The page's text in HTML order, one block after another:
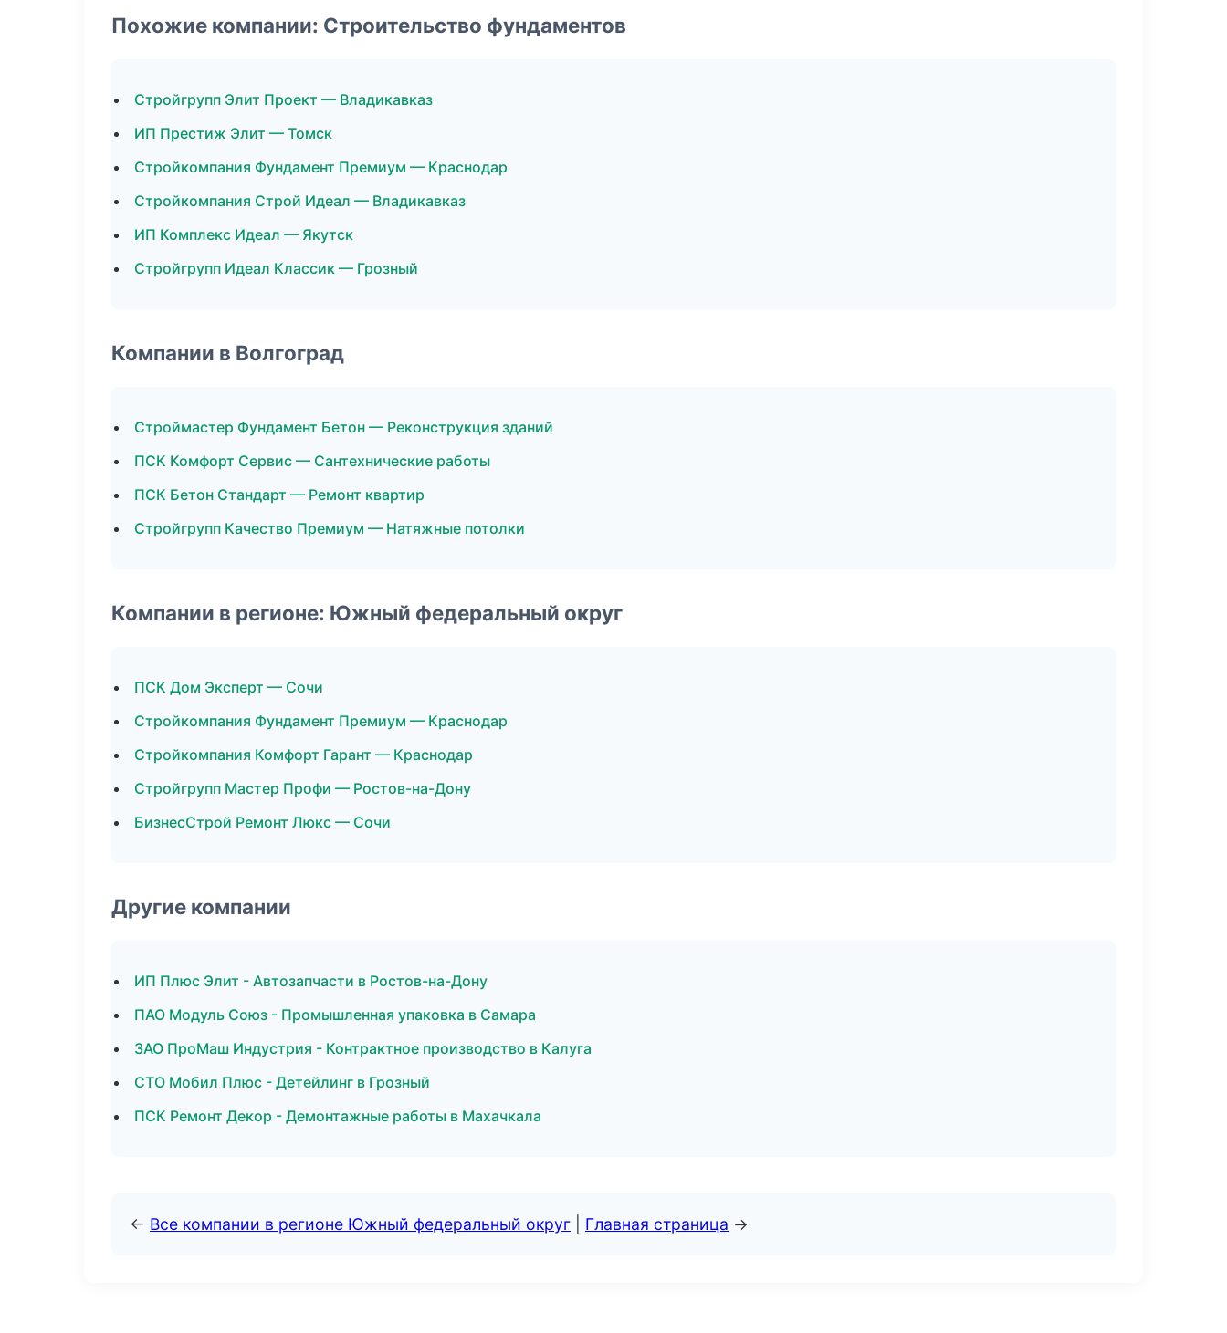
Похожие компании: Строительство фундаментов
Стройгрупп Элит Проект — Владикавказ
ИП Престиж Элит — Томск
Стройкомпания Фундамент Премиум — Краснодар
Стройкомпания Строй Идеал — Владикавказ
ИП Комплекс Идеал — Якутск
Стройгрупп Идеал Классик — Грозный
Компании в Волгоград
Строймастер Фундамент Бетон — Реконструкция зданий
ПСК Комфорт Сервис — Сантехнические работы
ПСК Бетон Стандарт — Ремонт квартир
Стройгрупп Качество Премиум — Натяжные потолки
Компании в регионе: Южный федеральный округ
ПСК Дом Эксперт — Сочи
Стройкомпания Фундамент Премиум — Краснодар
Стройкомпания Комфорт Гарант — Краснодар
Стройгрупп Мастер Профи — Ростов-на-Дону
БизнесСтрой Ремонт Люкс — Сочи
Другие компании
ИП Плюс Элит - Автозапчасти в Ростов-на-Дону
ПАО Модуль Союз - Промышленная упаковка в Самара
ЗАО ПроМаш Индустрия - Контрактное производство в Калуга
СТО Мобил Плюс - Детейлинг в Грозный
ПСК Ремонт Декор - Демонтажные работы в Махачкала
← Все компании в регионе Южный федеральный округ Главная страница →